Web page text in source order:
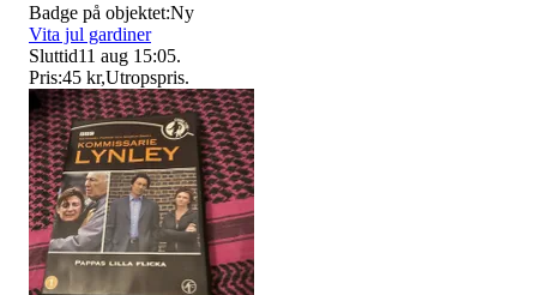
Badge på objektet:Ny
Vita jul gardiner
Sluttid11 aug 15:05.
Pris:45 kr,Utropspris.